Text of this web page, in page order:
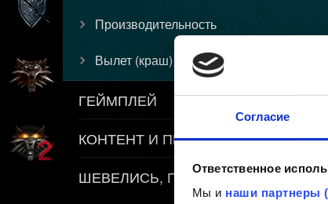
Согласие
Ответственное
Мы и наши партнеры
Производительность
Вылет (краш)
ГЕЙМПЛЕЙ
КОНТЕНТ И ПРАВИЛА
ШЕВЕЛИСЬ, ПЛОТВА